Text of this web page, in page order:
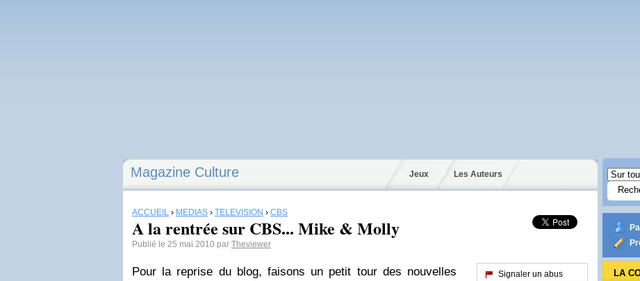
Magazine Culture Jeux Les Auteurs
ACCUEIL › MÉDIAS › TÉLÉVISION › CBS
A la rentrée sur CBS... Mike & Molly
Publié le 25 mai 2010 par Theviewer
Pour la reprise du blog, faisons un petit tour des nouvelles
Signaler un abus LA